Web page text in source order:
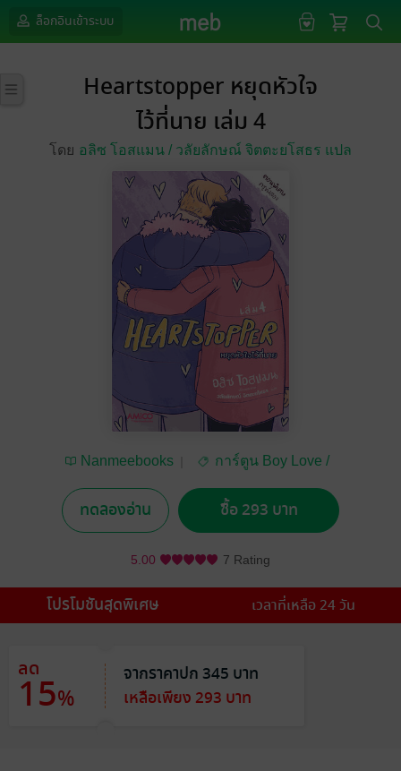
ล็อกอินเข้าระบบ
Heartstopper หยุดหัวใจ
ไว้ที่นาย เล่ม 4
โดย อลิซ โอสแมน / วลัยลักษณ์ จิตตะยโสธร แปล
Nanmeebooks
การ์ตูน Boy Love /
ทดลองอ่าน ซื้อ 293 บาท
5.00 7 Rating
โปรโมชันสุดพิเศษ เวลาที่เหลือ 24 วัน
ลด
15%
จากราคาปก 345 บาท
เหลือเพียง 293 บาท